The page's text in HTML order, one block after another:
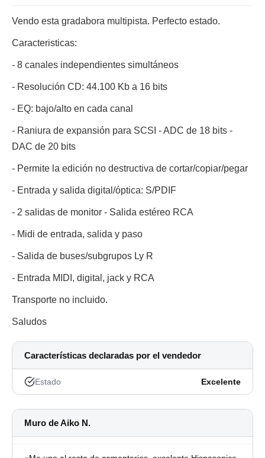
Vendo esta gradabora multipista. Perfecto estado.
Caracteristicas:
- 8 canales independientes simultáneos
- Resolución CD: 44.100 Kb a 16 bits
- EQ: bajo/alto en cada canal
- Raniura de expansión para SCSI - ADC de 18 bits -
DAC de 20 bits
- Permite la edición no destructiva de cortar/copiar/pegar
- Entrada y salida digital/óptica: S/PDIF
- 2 salidas de monitor - Salida estéreo RCA
- Midi de entrada, salida y paso
- Salida de buses/subgrupos Ly R
- Entrada MIDI, digital, jack y RCA
Transporte no incluido.
Saludos
Características declaradas por el vendedor
Estado Excelente
Muro de Aiko N.